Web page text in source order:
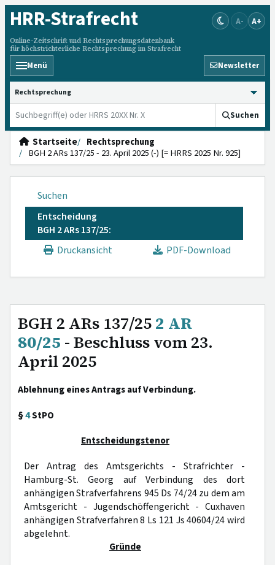
HRR-Strafrecht
Online-Zeitschrift und Rechtsprechungsdatenbank
für höchstrichterliche Rechtsprechung im Strafrecht
A- A+
Menü Newsletter
HRRS durchsuchen
Suchen
Startseite
Rechtsprechung
BGH 2 ARs 137/25 - 23. April 2025 (-) [= HRRS 2025 Nr. 925]
Suchen
Entscheidung
BGH 2 ARs 137/25:
Druckansicht
PDF-Download
BGH 2 ARs 137/252 AR
80/25 - Beschluss vom 23.
April 2025
Ablehnung eines Antrags auf Verbindung.
§4StPO
Entscheidungstenor
Der Antrag des Amtsgerichts - Strafrichter -
Hamburg-St. Georg auf Verbindung des dort
anhängigen Strafverfahrens 945 Ds 74/24 zu dem am
Amtsgericht - Jugendschöffengericht - Cuxhaven
anhängigen Strafverfahren 8 Ls 121 Js 40604/24 wird
abgelehnt.
Gründe